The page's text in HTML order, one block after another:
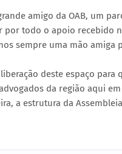
amigo da OAB, um
por todo o apoio recebido
sempre uma mão amiga
deste espaço para
da região aqui
a estrutura da